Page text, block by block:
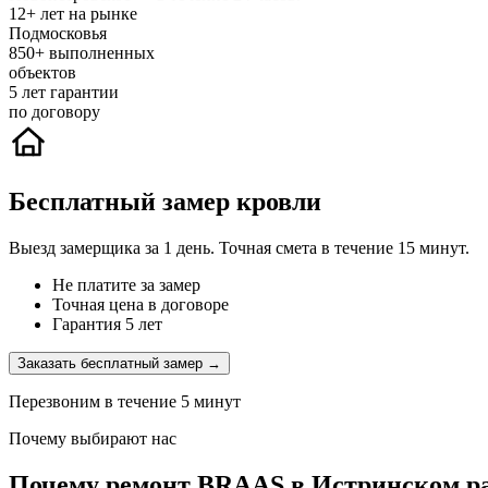
12+ лет на рынке
Подмосковья
850+ выполненных
объектов
5 лет гарантии
по договору
Бесплатный замер кровли
Выезд замерщика за 1 день. Точная смета в течение 15 минут.
Не платите за замер
Точная цена в договоре
Гарантия 5 лет
Заказать бесплатный замер →
Перезвоним в течение 5 минут
Почему выбирают нас